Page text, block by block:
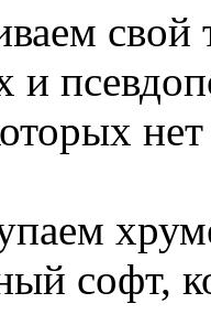
свой
и
софт,